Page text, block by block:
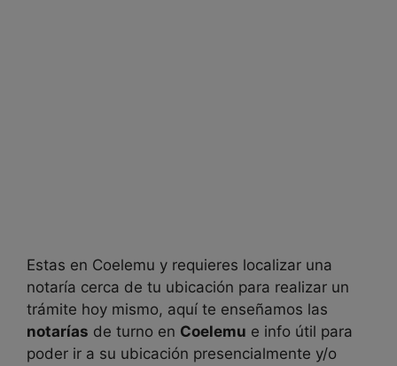
Estas en Coelemu y requieres localizar una
notaría cerca de tu ubicación para realizar un
trámite hoy mismo, aquí te enseñamos las
notarías de turno en Coelemu e info útil para
poder ir a su ubicación presencialmente y/o